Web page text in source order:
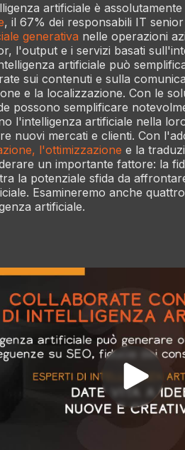
artificiale è
, il 67% dei responsabili IT
generativa nelle operazioni
l'output e i servizi basati
artificiale può
sui contenuti e sulla
e la localizzazione. Con le
possono semplificare
l'intelligenza artificiale nella
nuovi mercati e clienti. Con
l'ottimizzazione e la
un importante fattore: la
la potenziale sfida da
Esamineremo anche
artificiale.